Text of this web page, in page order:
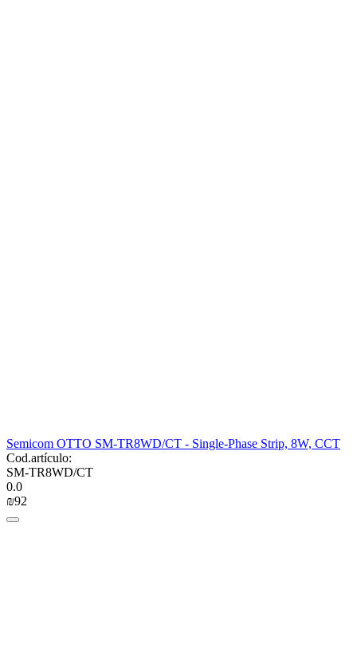
Semicom OTTO SM-TR8WD/CT - Single-Phase Strip, 8W, CCT
Cod.artículo:
SM-TR8WD/CT
0.0
₪‍92‍